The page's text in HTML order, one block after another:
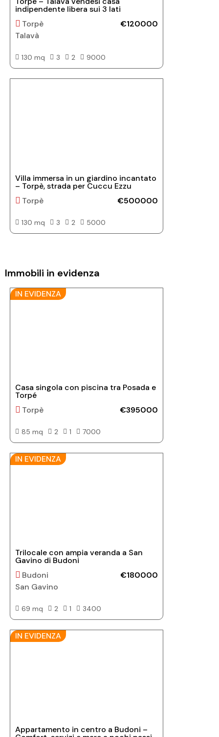
indipendente libera sui 3 lati
Torpè
Talavà
€120000
130 mq 3 2 9000
Villa immersa in un giardino incantato
– Torpè, strada per Cuccu Ezzu
Torpè
€500000
130 mq 3 2 5000
Immobili in evidenza
IN EVIDENZA
Casa singola con piscina tra Posada e
Torpé
Torpè
€395000
85 mq 2 1 7000
IN EVIDENZA
Trilocale con ampia veranda a San
Gavino di Budoni
Budoni
San Gavino
€180000
69 mq 2 1 3400
IN EVIDENZA
Appartamento in centro a Budoni –